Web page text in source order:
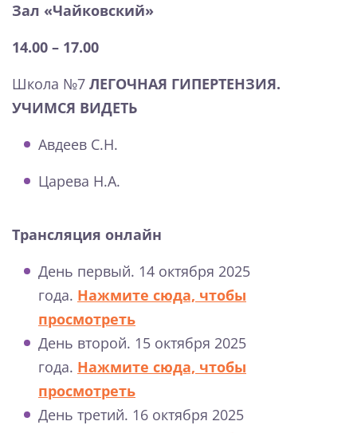
Зал «Чайковский»
14.00 – 17.00
Школа №7 ЛЕГОЧНАЯ ГИПЕРТЕНЗИЯ.
УЧИМСЯ ВИДЕТЬ
Авдеев С.Н.
Царева Н.А.
Трансляция онлайн
День первый. 14 октября 2025
года. Нажмите сюда, чтобы
просмотреть
День второй. 15 октября 2025
года. Нажмите сюда, чтобы
просмотреть
День третий. 16 октября 2025